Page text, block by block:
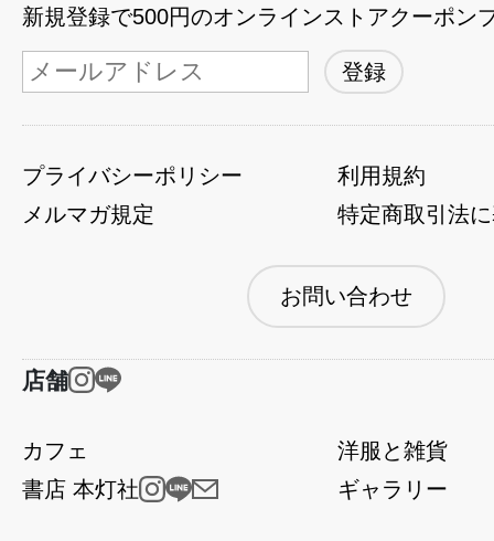
新規登録で500円のオンラインストアクーポン
プライバシーポリシー
利用規約
メルマガ規定
特定商取引法
お問い合わせ
店舗
カフェ
洋服と雑貨
書店 本灯社
ギャラリー